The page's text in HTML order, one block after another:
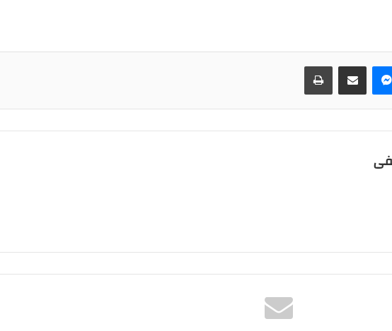
ماسنجر مشاركة عبر البريد طباعة